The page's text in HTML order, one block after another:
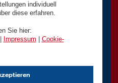
individuell
diese erfahren.
Sie hier:
Impressum
Cookie-